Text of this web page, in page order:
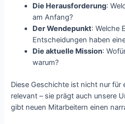
Die Herausforderung:
am Anfang?
Der Wendepunkt: Welche
Entscheidungen haben
Die aktuelle Mission:
warum?
Diese Geschichte ist nicht nur für
relevant – sie prägt auch unsere
gibt neuen Mitarbeitern einen